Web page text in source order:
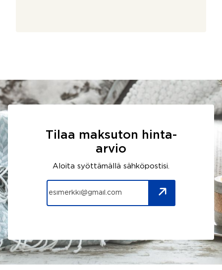
Tilaa maksuton hinta-
arvio
Aloita syöttämällä sähköpostisi.